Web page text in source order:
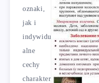
oznaki,
jak i
indywidu
alne
cechy
charakter